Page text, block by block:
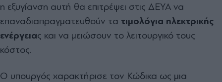
η εξυγίανση αυτή θα επιτρέψει στις ΔΕΥΑ να
επαναδιαπραγματευθούν τα τιμολόγια ηλεκτρικής
ενέργειας και να μειώσουν το λειτουργικό τους
κόστος.
Ο υπουργός χαρακτήρισε τον Κώδικα ως μια